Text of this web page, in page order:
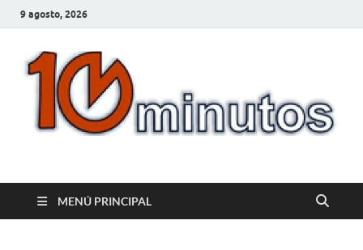
9 agosto, 2026
10minutos.com.uy
MENÚ PRINCIPAL